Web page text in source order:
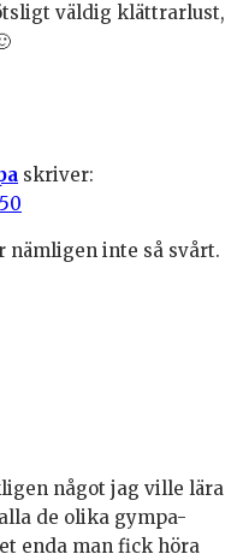
väldig klättrarlust,
skriver:
nämligen inte så svårt.
något jag ville lära
de olika gympa-
enda man fick höra